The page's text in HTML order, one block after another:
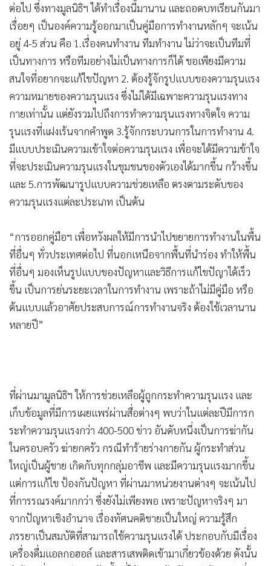
• ญี่ปุ่น
• News1
• Gotomanager
ต่อไป ซึ่งทางมูลนิธิฯ ได้ทำเรื่องนี้มานาน และถอดบทเรียนกันมา
เรื่อยๆ เป็นองค์ความรู้ออกมาเป็นคู่มือการทำงานหลักๆ จะเน้น
อยู่ 4-5 ส่วน คือ 1.เรื่องคนทำงาน ทีมทำงาน ไม่ว่าจะเป็นทีมที่
เป็นทางการ หรือทีมอย่างไม่เป็นทางการก็ได้ ขอเพียงมีความ
สนใจที่อยากจะแก้ไขปัญหา 2. ต้องรู้จักรูปแบบของความรุนแรง
ความหมายของความรุนแรง ซึ่งไม่ได้มีเฉพาะความรุนแรงทาง
กายเท่านั้น แต่ยังรวมไปถึงการทำความรุนแรงทางจิตใจ ความ
รุนแรงที่แฝงเร้นจากคำพูด 3.รู้จักกระบวนการในการทำงาน 4.
มีแบบประเมินความเข้าใจต่อความรุนแรง เพื่อจะได้มีความข้าใจ
ที่จะประเมินความรุนแรงในชุมชนของตัวเองได้มากขึ้น กว้างขึ้น
และ 5.การพัฒนารูปแบบความช่วยเหลือ ตรงตามระดับของ
ความรุนแรงแต่ละประเภท เป็นต้น
“การออกคู่มือฯ เพื่อหวังผลให้มีการนำไปขยายการทำงานในพื้น
ที่อื่นๆ ทั่วประเทศต่อไป ที่นอกเหนือจากพื้นที่นำร่อง ทำให้พื้น
ที่อื่นๆ มองเห็นรูปแบบของปัญหาและวิธีการแก้ไขปัญาได้เร็ว
ขึ้น เป็นการย่นระยะเวลาในการทำงาน เพราะถ้าไม่มีคู่มือ หรือ
ต้นแบบแล้วอาศัยประสบการณ์การทำงานจริง ต้องใช้เวลานาน
หลายปี”
ที่ผ่านมามูลนิธิฯ ให้การช่วยเหลือผู้ถูกกระทำความรุนแรง และ
เก็บข้อมูลที่มีการเผยแพร่ผ่านสื่อต่างๆ พบว่าในแต่ละปีมีการก
ระทำความรุนแรงกว่า 400-500 ข่าว อันดับหนึ่งเป็นการฆ่ากัน
ในครอบครัว ฆ่ายกครัว กรณีทำร้ายร่างกายกัน ผู้กระทำส่วน
ใหญ่เป็นผู้ชาย เกิดกับทุกกลุ่มอาชีพ และมีความรุนแรงมากขึ้น
แต่การแก้ไข ป้องกันปัญหา ที่ผ่านมาหน่วยงานต่างๆ จะเน้นไป
ที่การรณรงค์มากกว่า ซึ่งยังไม่เพียงพอ เพราะปัญหาจริงๆ มา
จากปัญหาเชิงอำนาจ เรื่องทัศนคติชายเป็นใหญ่ ความรู้สึก
ภรรยาเป็นสมบัติที่สามารถใช้ความรุนแรงได้ ประกอบกับมีเรื่อง
เครื่องดื่มแอลกอฮอล์ และสารเสพติดเข้ามาเกี่ยวข้องด้วย ดังนั้น